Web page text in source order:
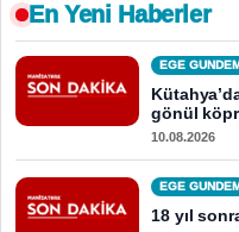
En Yeni Haberler
EGE
gönül
10.08.2026
EGE
18 yıl